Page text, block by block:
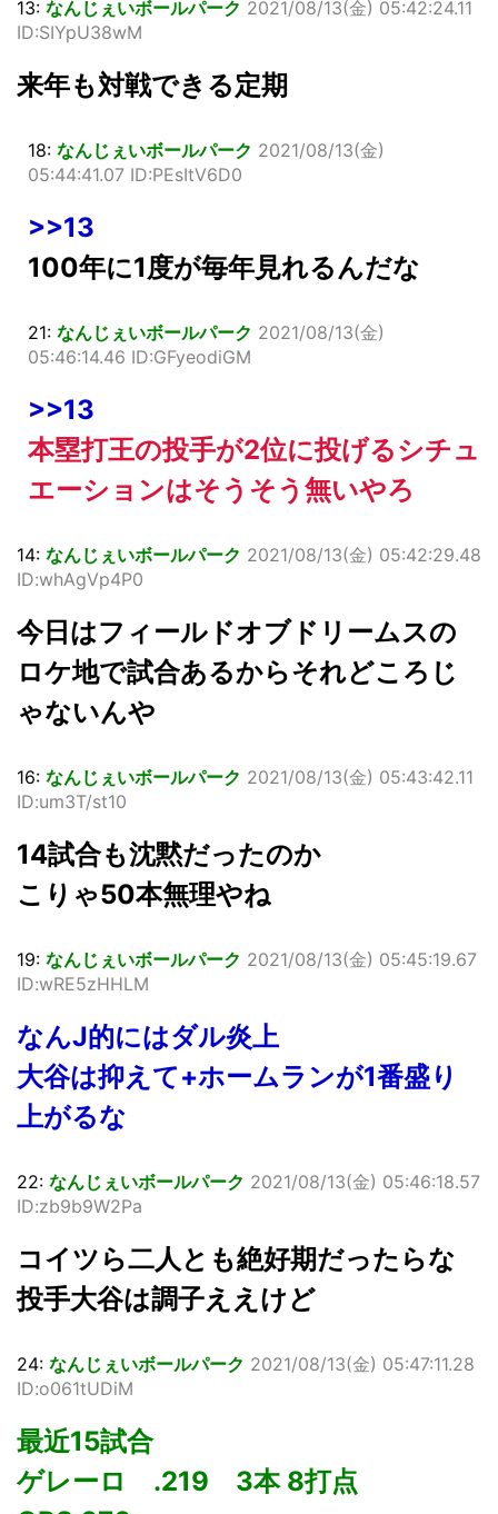
13: なんじぇいボールパーク 2021/08/13(金) 05:42:24.11
ID:SIYpU38wM
来年も対戦できる定期
18: なんじぇいボールパーク 2021/08/13(金)
05:44:41.07 ID:PEsItV6D0
>>13
100年に1度が毎年見れるんだな
21: なんじぇいボールパーク 2021/08/13(金)
05:46:14.46 ID:GFyeodiGM
>>13
本塁打王の投手が2位に投げるシチュ
エーションはそうそう無いやろ
14: なんじぇいボールパーク 2021/08/13(金) 05:42:29.48
ID:whAgVp4P0
今日はフィールドオブドリームスの
ロケ地で試合あるからそれどころじ
ゃないんや
16: なんじぇいボールパーク 2021/08/13(金) 05:43:42.11
ID:um3T/st10
14試合も沈黙だったのか
こりゃ50本無理やね
19: なんじぇいボールパーク 2021/08/13(金) 05:45:19.67
ID:wRE5zHHLM
なんJ的にはダル炎上
大谷は抑えて+ホームランが1番盛り
上がるな
22: なんじぇいボールパーク 2021/08/13(金) 05:46:18.57
ID:zb9b9W2Pa
コイツら二人とも絶好期だったらな
投手大谷は調子ええけど
24: なんじぇいボールパーク 2021/08/13(金) 05:47:11.28
ID:o061tUDiM
最近15試合
ゲレーロ .219 3本 8打点